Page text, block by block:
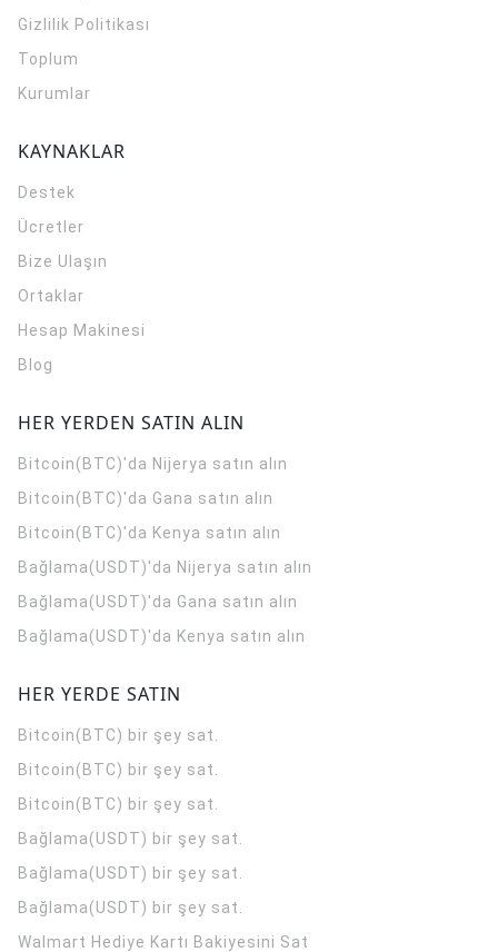
Gizlilik Politikası
Toplum
Kurumlar
KAYNAKLAR
Destek
Ücretler
Bize Ulaşın
Ortaklar
Hesap Makinesi
Blog
HER YERDEN SATIN ALIN
Bitcoin(BTC)'da Nijerya satın alın
Bitcoin(BTC)'da Gana satın alın
Bitcoin(BTC)'da Kenya satın alın
Bağlama(USDT)'da Nijerya satın alın
Bağlama(USDT)'da Gana satın alın
Bağlama(USDT)'da Kenya satın alın
HER YERDE SATIN
Bitcoin(BTC) bir şey sat.
Bitcoin(BTC) bir şey sat.
Bitcoin(BTC) bir şey sat.
Bağlama(USDT) bir şey sat.
Bağlama(USDT) bir şey sat.
Bağlama(USDT) bir şey sat.
Walmart Hediye Kartı Bakiyesini Sat